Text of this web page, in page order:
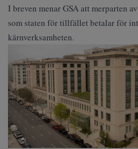
I breven menar GSA att merparten
som staten för tillfället betalar för
kärnverksamheten.